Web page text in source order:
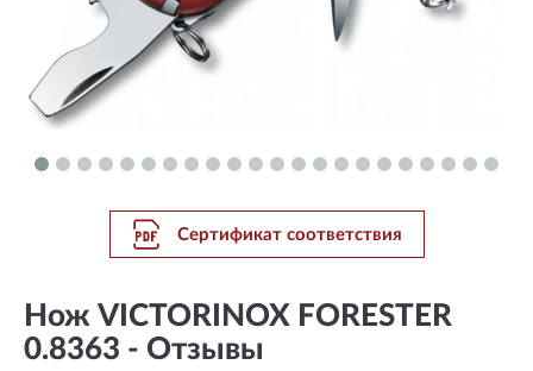
Сертификат соответствия
Нож VICTORINOX FORESTER
0.8363 - Отзывы